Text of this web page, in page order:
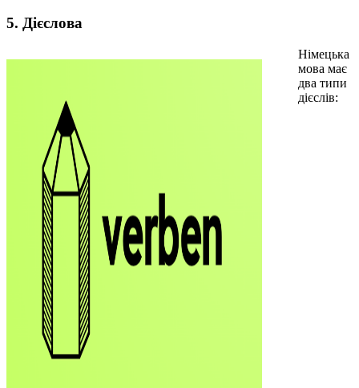
5. Дієслова
Німецька
мова має
два типи
дієслів: